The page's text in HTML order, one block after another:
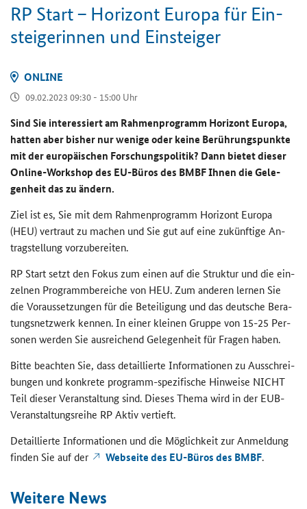
RP Start – Ho­ri­zont Eu­ro­pa für Ein­
stei­ge­rin­nen und Ein­stei­ger
ON­LINE
09.02.2023 09:30 - 15:00 Uhr
Sind Sie in­ter­es­siert am Rah­men­pro­gramm Ho­ri­zont Eu­ro­pa,
hat­ten aber bis­her nur we­ni­ge oder keine Be­rüh­rungs­punk­te
mit der eu­ro­päi­schen For­schungs­po­li­tik? Dann bie­tet die­ser
Online-​Workshop des EU-​Büros des BMBF Ihnen die Ge­le­
gen­heit das zu än­dern.
Ziel ist es, Sie mit dem Rah­men­pro­gramm Ho­ri­zont Eu­ro­pa
(HEU) ver­traut zu ma­chen und Sie gut auf eine zu­künf­ti­ge An­
trag­stel­lung vor­zu­be­rei­ten.
RP Start setzt den Fokus zum einen auf die Struk­tur und die ein­
zel­nen Pro­gramm­be­rei­che von HEU. Zum an­de­ren ler­nen Sie
die Vor­aus­set­zun­gen für die Be­tei­li­gung und das deut­sche Be­ra­
tungs­netz­werk ken­nen. In einer klei­nen Grup­pe von 15-25 Per­
so­nen wer­den Sie aus­rei­chend Ge­le­gen­heit für Fra­gen haben.
Bitte be­ach­ten Sie, dass de­tail­lier­te In­for­ma­tio­nen zu Aus­schrei­
bun­gen und kon­kre­te programm-​spezifische Hin­wei­se NICHT
Teil die­ser Ver­an­stal­tung sind. Die­ses Thema wird in der EUB-​
Veranstaltungsreihe RP Aktiv ver­tieft.
De­tail­lier­te In­for­ma­tio­nen und die Mög­lich­keit zur An­mel­dung
fin­den Sie auf der
Web­sei­te des EU-​Büros des BMBF.
Wei­te­re News